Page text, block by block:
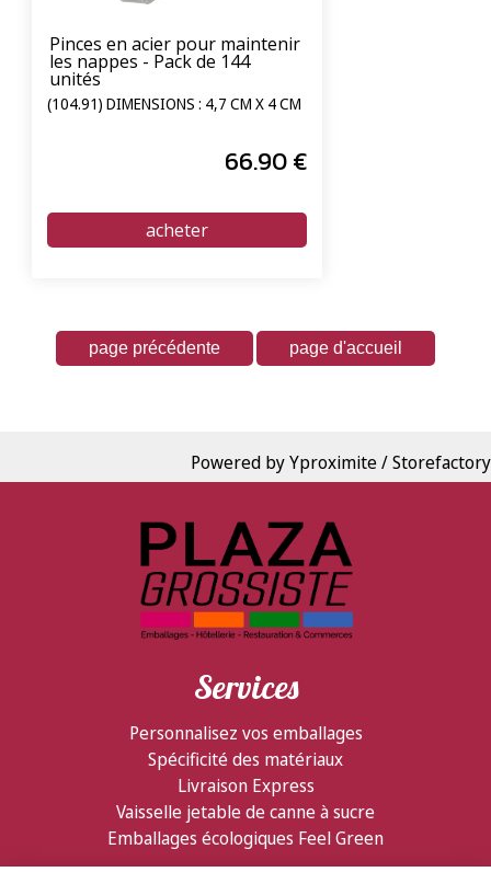
Pinces en acier pour maintenir
les nappes - Pack de 144
unités
(104.91) DIMENSIONS : 4,7 CM X 4 CM
66.90€
Powered by Yproximite / Storefactory
Services
Personnalisez vos emballages
Spécificité des matériaux
Livraison Express
Vaisselle jetable de canne à sucre
Emballages écologiques Feel Green